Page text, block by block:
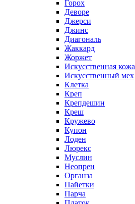
Горох
Деворе
Джерси
Джинс
Диагональ
Жаккард
Жоржет
Искусственная кожа
Искусственный мех
Клетка
Креп
Крепдешин
Креш
Кружево
Купон
Лоден
Люрекс
Муслин
Неопрен
Органза
Пайетки
Парча